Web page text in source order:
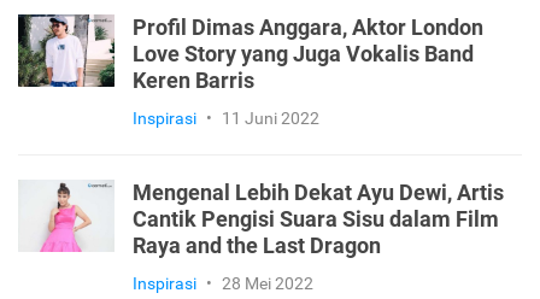
Profil Dimas Anggara, Aktor London
Love Story yang Juga Vokalis Band
Keren Barris
Inspirasi • 11 Juni 2022
Mengenal Lebih Dekat Ayu Dewi, Artis
Cantik Pengisi Suara Sisu dalam Film
Raya and the Last Dragon
Inspirasi • 28 Mei 2022